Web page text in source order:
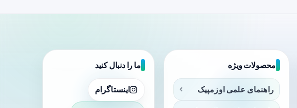
محصولات ویژه
راهنمای علمی اوزمپیک
ما را دنبال کنید
اینستاگرام